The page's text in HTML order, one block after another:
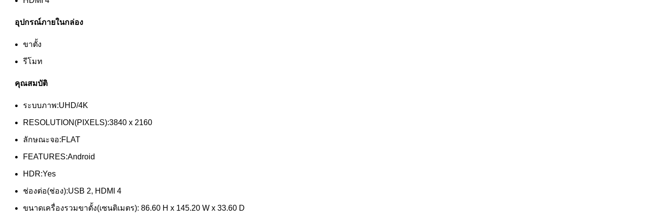
อุปกรณ์ภายในกล่อง
ขาตั้ง
รีโมท
คุณสมบัติ
ระบบภาพ:UHD/4K
RESOLUTION(PIXELS):3840 x 2160
ลักษณะจอ:FLAT
FEATURES:Android
HDR:Yes
ช่องต่อ(ช่อง):USB 2, HDMI 4
ขนาดเครื่องรวมขาตั้ง(เซนติเมตร): 86.60 H x 145.20 W x 33.60 D